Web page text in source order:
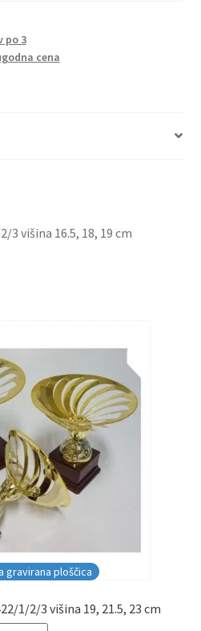
po 3
cena
višina 16.5, 18, 19 cm
gravirana ploščica
1/2/3 višina 19, 21.5, 23 cm